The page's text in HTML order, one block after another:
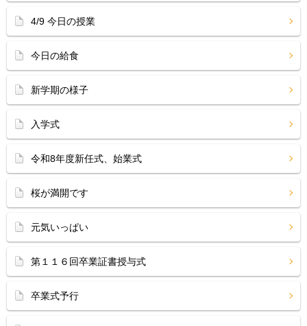
4/9 今日の授業
今日の給食
新学期の様子
入学式
令和8年度新任式、始業式
桜が満開です
元気いっぱい
第１１６回卒業証書授与式
卒業式予行